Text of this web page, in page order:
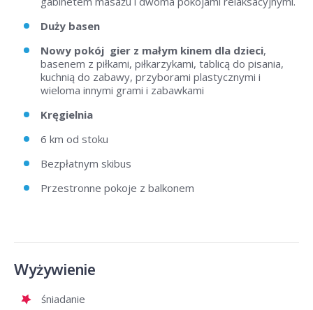
Duży basen
Nowy pokój gier z małym kinem dla dzieci,
basenem z piłkami, piłkarzykami, tablicą do pisania,
kuchnią do zabawy, przyborami plastycznymi i
wieloma innymi grami i zabawkami
Kręgielnia
6 km od stoku
Bezpłatnym skibus
Przestronne pokoje z balkonem
Wyżywienie
śniadanie